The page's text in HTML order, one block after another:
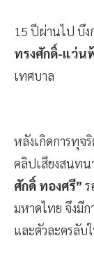
15 ปีผ่านไป บึง
ทรงศักดิ์-แว่น
เทศบาล
หลังเกิดการทุจ
คลิปเสียงสนทน
ศักดิ์ ทองศรี”
มหาดไทย จึงมี
และตัวละครลับ